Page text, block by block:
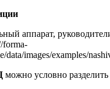
аппарат,
forma-
data/images/examples/
можно условно